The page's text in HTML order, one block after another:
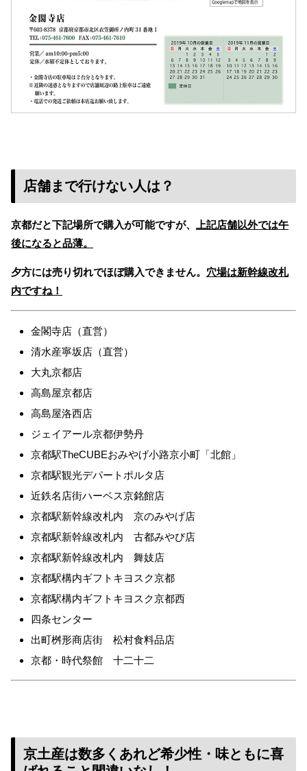
店舗まで行けない人は？
京都だと下記場所で購入が可能ですが、
上記店舗以外では午
後になると品薄。
夕方には売り切れでほぼ購入できません。 穴場は新幹線改札
内ですね！
金閣寺店（直営）
清水産寧坂店（直営）
大丸京都店
高島屋京都店
高島屋洛西店
ジェイアール京都伊勢丹
京都駅TheCUBEおみやげ小路京小町「北館」
京都駅観光デパートポルタ店
近鉄名店街ハーベス京銘館店
京都駅新幹線改札内 京のみやげ店
京都駅新幹線改札内 古都みやび店
京都駅新幹線改札内 舞妓店
京都駅構内ギフトキヨスク京都
京都駅構内ギフトキヨスク京都西
四条センター
出町桝形商店街 松村食料品店
京都・時代祭館 十二十二
京土産は数多くあれど希少性・味ともに喜